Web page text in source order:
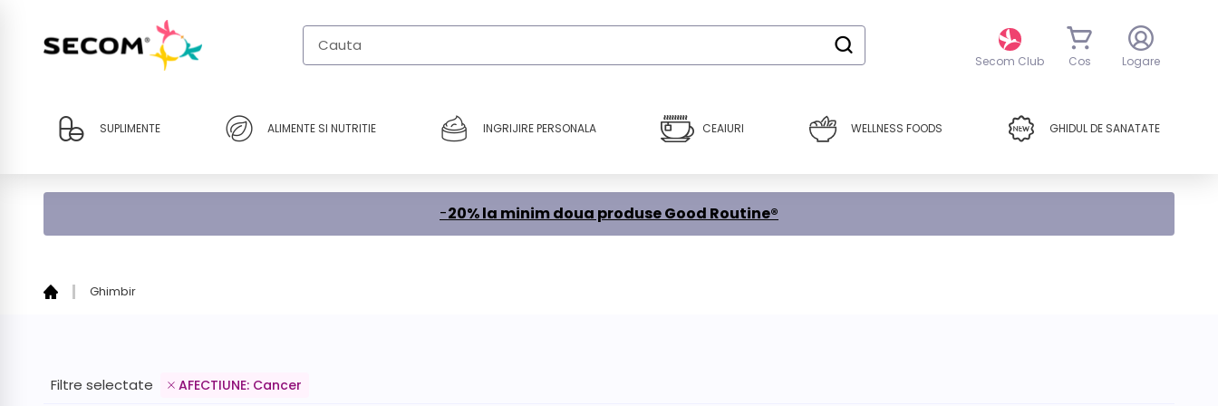
continut
Trimite
Secom Club Cos Logare
SUPLIMENTE ALIMENTE SI NUTRITIE INGRIJIRE PERSONALA CEAIURI WELLNESS FOODS GHIDUL DE SANATATE
-20% la minim doua produse Good Routine®
Ghimbir
Filtre selectate AFECTIUNE: Cancer